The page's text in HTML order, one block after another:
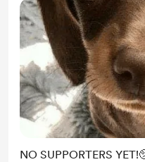
NO SUPPORTERS